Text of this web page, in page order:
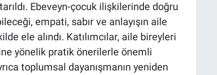
Ebeveyn-çocuk ilişkilerinde doğru
empati, sabır ve anlayışın aile
ele alındı. Katılımcılar, aile bireyleri
yönelik pratik önerilerle önemli
toplumsal dayanışmanın yeniden